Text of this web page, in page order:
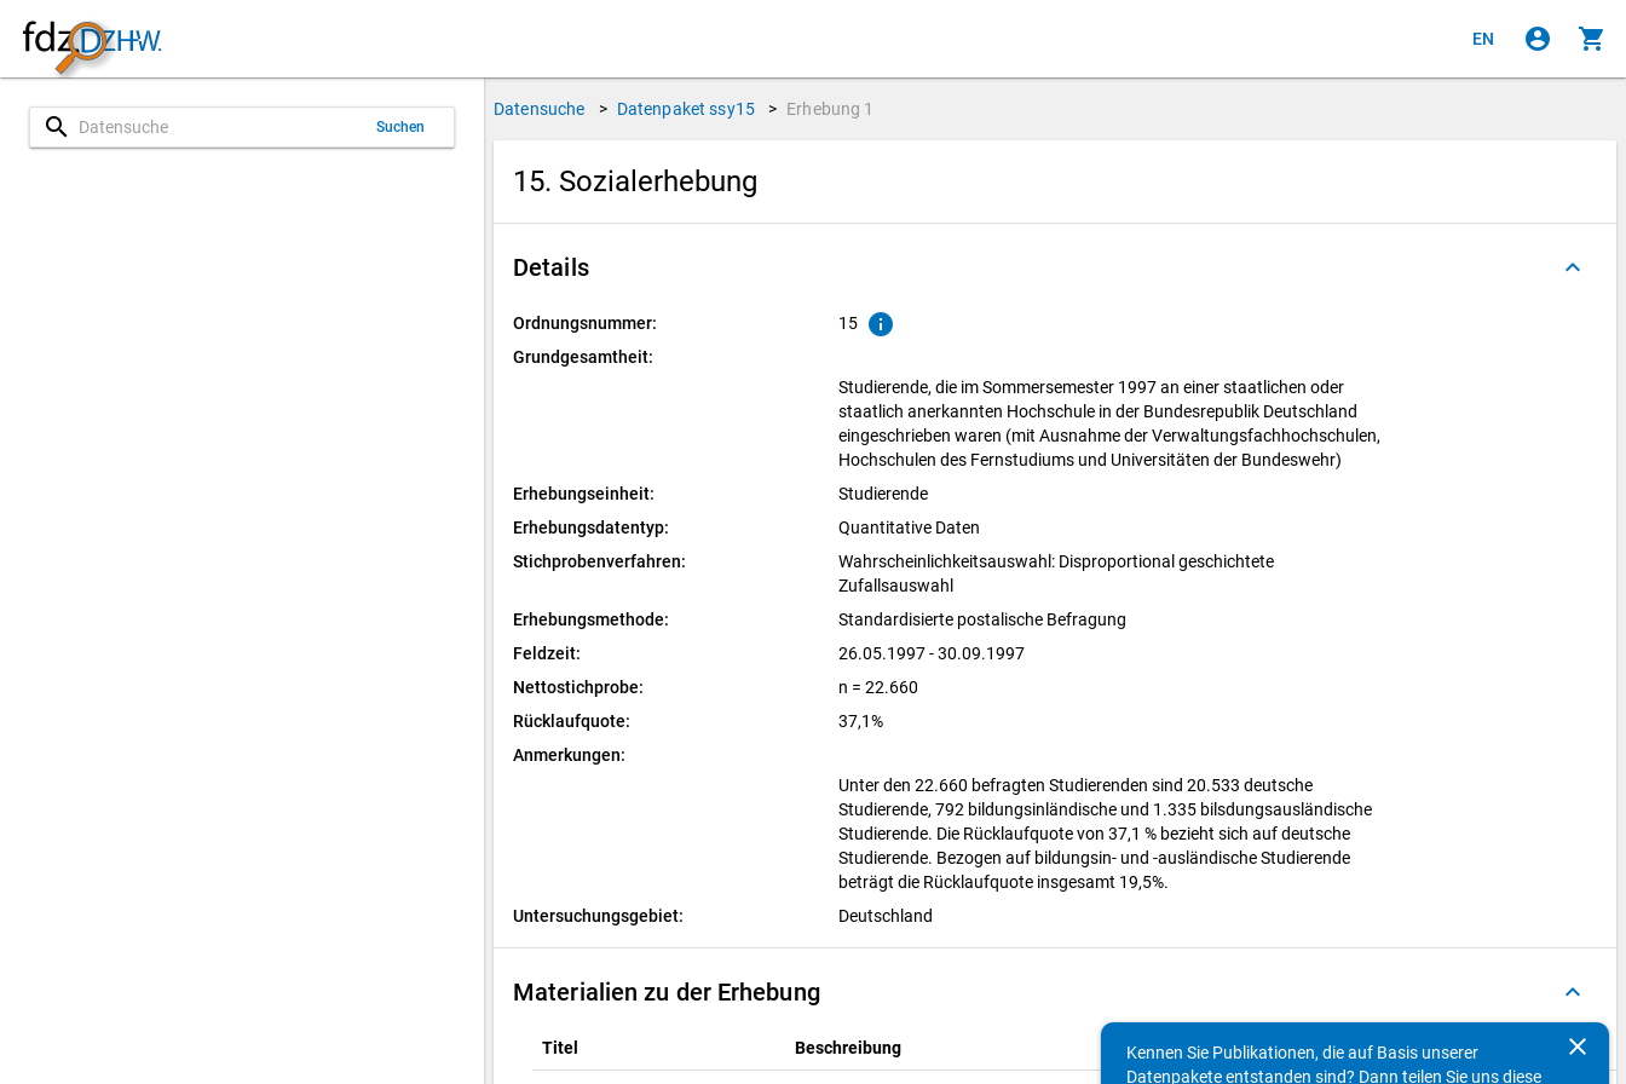
EN account_circle shopping_cart
search Suchen
Datensuche > Datenpaket ssy15 > Erhebung 1
15. Sozialerhebung
Details keyboard_arrow_up
Ordnungsnummer: 15 info
Grundgesamtheit:
Studierende, die im Sommersemester 1997 an einer staatlichen oder
staatlich anerkannten Hochschule in der Bundesrepublik Deutschland
eingeschrieben waren (mit Ausnahme der Verwaltungsfachhochschulen,
Hochschulen des Fernstudiums und Universitäten der Bundeswehr)
Erhebungseinheit:
Studierende
Erhebungsdatentyp:
Quantitative Daten
Stichprobenverfahren:
Wahrscheinlichkeitsauswahl: Disproportional geschichtete
Zufallsauswahl
Erhebungsmethode:
Standardisierte postalische Befragung
Feldzeit:
26.05.1997 - 30.09.1997
Nettostichprobe:
n = 22.660
Rücklaufquote:
37,1%
Anmerkungen:
Unter den 22.660 befragten Studierenden sind 20.533 deutsche
Studierende, 792 bildungsinländische und 1.335 bilsdungsausländische
Studierende. Die Rücklaufquote von 37,1 % bezieht sich auf deutsche
Studierende. Bezogen auf bildungsin- und -ausländische Studierende
beträgt die Rücklaufquote insgesamt 19,5%.
Untersuchungsgebiet:
Deutschland
Materialien zu der Erhebung keyboard_arrow_up
Titel Beschreibung Dokumentensprache DOI Datei clear
Kennen Sie Publikationen, die auf Basis unserer
Datenpakete entstanden sind? Dann teilen Sie uns diese